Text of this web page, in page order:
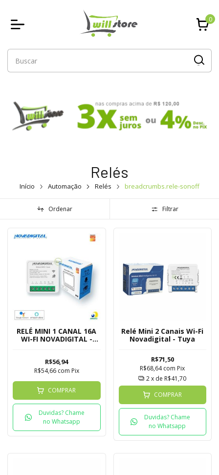
0
Relés
Início Automação Relés breadcrumbs.rele-sonoff
Ordenar Filtrar
RELÉ MINI 1 CANAL 16A
WI-FI NOVADIGITAL -
R$56,94
R$54,66 com Pix
COMPRAR
Duvidas? Chame
no Whatsapp
Relé Mini 2 Canais Wi-Fi
Novadigital - Tuya
R$71,50
R$68,64com Pix
2x de R$41,70
COMPRAR
Duvidas? Chame
no Whatsapp